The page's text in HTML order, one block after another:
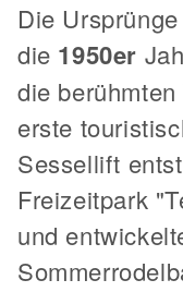
Die
die 1950er
die
erste
Sessellift
Freizeitpark
und